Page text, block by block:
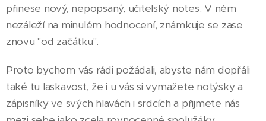
přinese nový, nepopsaný, učitelský notes. V něm
nezáleží na minulém hodnocení, známkuje se zase
znovu "od začátku".
Proto bychom vás rádi požádali, abyste nám dopřáli
také tu laskavost, že i u vás si vymažete notýsky a
zápisníky ve svých hlavách i srdcích a přijmete nás